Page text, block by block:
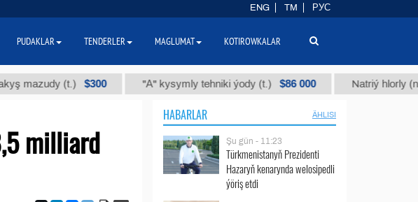
(t.) $300 "А" kysymly tehniki ýody (t.) $86 000 Natriý hlorly (nahar
milliard
HABARLAR ÄHLISI
Şu gün - 11:23
Türkmenistanyň Prezidenti
Hazaryň kenarynda welosipedli
ýöriş etdi
ENG TM РУС
PUDAKLAR TENDERLER MAGLUMAT KOTIROWKALAR